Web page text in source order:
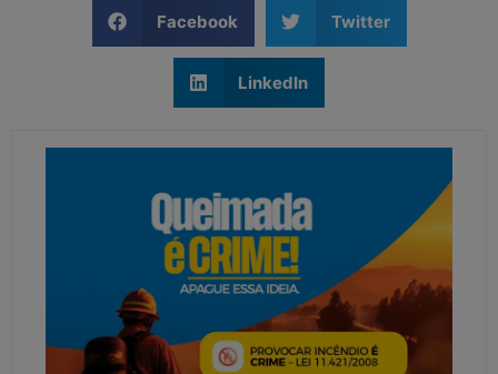
Facebook Twitter
LinkedIn